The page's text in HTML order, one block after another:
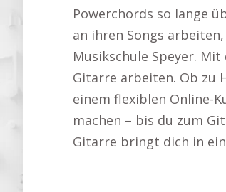
Powerchords so lange
an ihren Songs
Musikschule Speyer.
Gitarre arbeiten. Ob zu
einem flexiblen Online-
machen – bis du zum
Gitarre bringt dich in